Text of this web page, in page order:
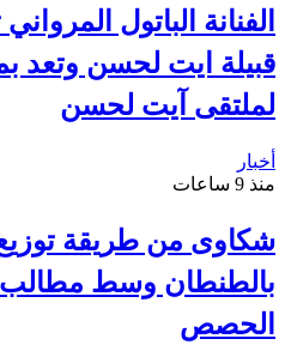
الفنانة الباتول
قبيلة ايت لحسن وتعد
لملتقى آيت لحسن
أخبار
منذ 9 ساعات
شكاوى من طريقة توزيع
بالطنطان وسط مطالب
الحصص